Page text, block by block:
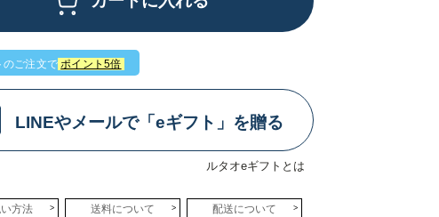
のご注文で ポイント5倍
LINEやメールで「eギフト」を贈る
ルタオeギフトとは
方法 送料について 配送について